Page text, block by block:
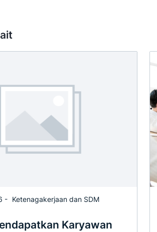
- Ketenagakerjaan dan SDM
Karyawan